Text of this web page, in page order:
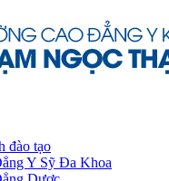
đào tạo
Y Sỹ Đa Khoa